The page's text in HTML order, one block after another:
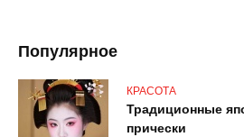
Популярное
КРАСОТА
Традиционные
прически